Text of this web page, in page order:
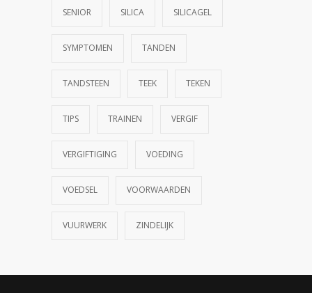
SENIOR SILICA SILICAGEL
SYMPTOMEN TANDEN
TANDSTEEN TEEK TEKEN
TIPS TRAINEN VERGIF
VERGIFTIGING VOEDING
VOEDSEL VOORWAARDEN
VUURWERK ZINDELIJK